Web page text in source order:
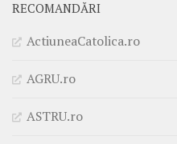
RECOMANDĂRI
ActiuneaCatolica.ro
AGRU.ro
ASTRU.ro